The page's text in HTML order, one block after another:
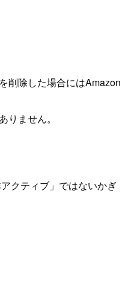
削除した場合にはAmazon
ません。
クティブ」ではないかぎ